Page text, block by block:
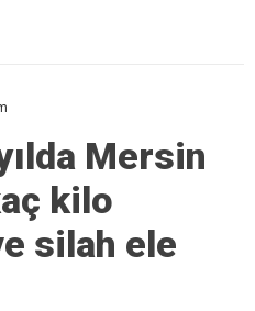
Mersin
kilo
silah ele